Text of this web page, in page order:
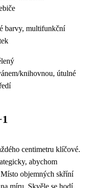
barvy, multifunkční
knihovnou, útulné
centimetru klíčové.
abychom
objemných skříní
míru. Skvěle se hodí